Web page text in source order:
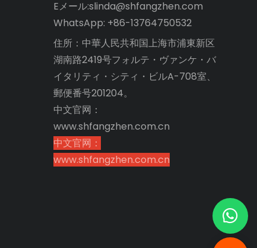
Eメール:slinda@shfangzhen.com
WhatsApp: +86-13764750532
住所：中華人民共和国上海市浦東新区
湖南路2419号フォルテ・ヴァンケ・バ
イタリティ・シティ・ビルA-708室、
郵便番号201204。
中文官网：
www.shfangzhen.com.cn
中文官网：
www.shfangzhen.com.cn